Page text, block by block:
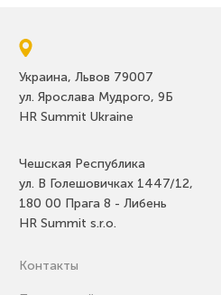
Украина, Львов 79007
ул. Ярослава Мудрого, 9Б
HR Summit Ukraine
Чешская Республика
ул. В Голешовичках 1447/12,
180 00 Прага 8 - Либень
HR Summit s.r.o.
Контакты